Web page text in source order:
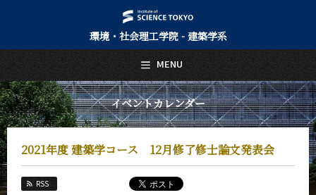
環境・社会理工学院 - 建築学系
イベントカレンダー
2021年度 建築学コース 12月修了修士論文発表会
RSS
MENU
日本語 English
トップページ
Top Page
建築学系について
About Us
教育
Education